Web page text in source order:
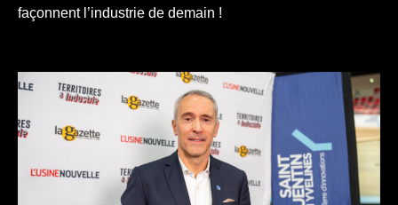
façonnent l’industrie de demain !